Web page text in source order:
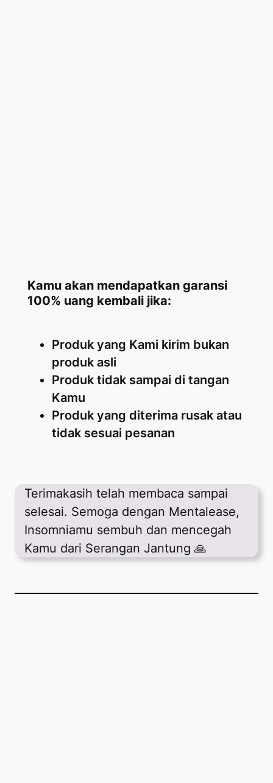
Kamu akan mendapatkan garansi
100% uang kembali jika:
Produk yang Kami kirim bukan
produk asli
Produk tidak sampai di tangan
Kamu
Produk yang diterima rusak atau
tidak sesuai pesanan
Terimakasih telah membaca sampai
selesai. Semoga dengan Mentalease,
Insomniamu sembuh dan mencegah
Kamu dari Serangan Jantung 🙏